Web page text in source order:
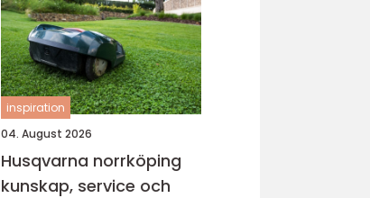
inspiration
04. August 2026
Husqvarna norrköping
kunskap, service och